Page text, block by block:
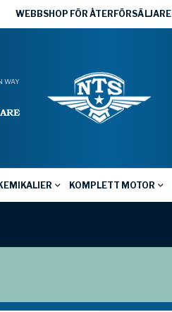
WEBBSHOP FÖR ÅTERFÖRSÄLJARE
WAY
KOMPLETT MOTOR